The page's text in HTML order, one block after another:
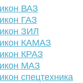
ВАЗ
ГАЗ
ЗИЛ
КАМАЗ
КРАЗ
МАЗ
спецтехника